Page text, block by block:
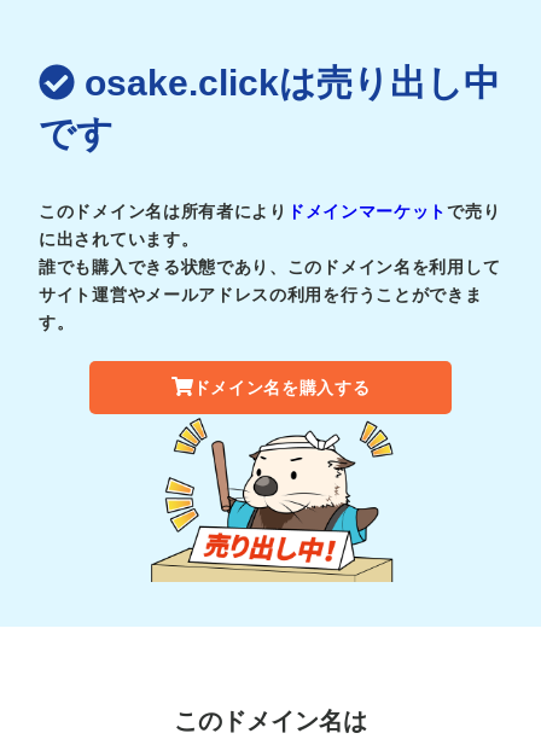
osake.clickは売り出し中
です
このドメイン名は所有者により ドメインマーケットで売り
に出されています。
誰でも購入できる状態であり、このドメイン名を利用して
サイト運営やメールアドレスの利用を行うことができま
す。
ドメイン名を購入する
このドメイン名は